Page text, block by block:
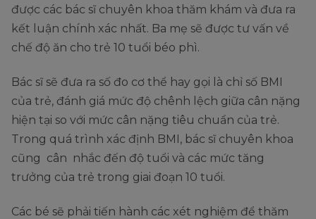
được các bác sĩ chuyên khoa thăm khám và đưa ra
kết luận chính xác nhất. Ba mẹ sẽ được tư vấn về
chế độ ăn cho trẻ 10 tuổi béo phì.
Bác sĩ sẽ đưa ra số đo cơ thể hay gọi là chỉ số BMI
của trẻ, đánh giá mức độ chênh lệch giữa cân nặng
hiện tại so với mức cân nặng tiêu chuẩn của trẻ.
Trong quá trình xác định BMI, bác sĩ chuyên khoa
cũng cân nhắc đến độ tuổi và các mức tăng
trưởng của trẻ trong giai đoạn 10 tuổi.
Các bé sẽ phải tiến hành các xét nghiệm để thăm